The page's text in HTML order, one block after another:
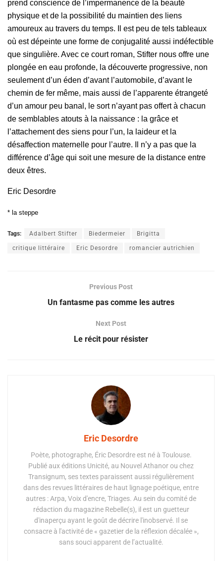
prend conscience de l’impermanence de la beauté
physique et de la possibilité du maintien des liens
amoureux au travers du temps. Il est peu de tels tableaux
où est dépeinte une forme de conjugalité aussi indéfectible
que singulière. Avec ce court roman, Stifter nous offre une
plongée en eau profonde, la découverte progressive, non
seulement d’un éden d’avant l’automobile, d’avant le
chemin de fer même, mais aussi de l’apparente étrangeté
d’un amour peu banal, le sort n’ayant pas offert à chacun
de semblables atouts à la naissance : la grâce et
l’attachement des siens pour l’un, la laideur et la
désaffection maternelle pour l’autre. Il n’y a pas que la
différence d’âge qui soit une mesure de la distance entre
deux êtres.
Eric Desordre
* la steppe
Tags: Adalbert Stifter Biedermeier Brigitta
critique littéraire Eric Desordre romancier autrichien
Previous Post
Un fantasme pas comme les autres
Next Post
Le récit pour résister
Eric Desordre
Poète, photographe, Éric Desordre est né à Toulouse.
Publié aux éditions Unicité, au Nouvel Athanor ou chez
Transignum, ses textes paraissent aussi régulièrement
dans des revues littéraires de haut lignage poétique, entre
autres : Arpa, Voix d'encre, Triages. Au sein du comité de
rédaction du magazine Rebelle(s), il est un guetteur
d'inaperçu ayant le goût de décrire l'inobservé. Il se
consacre à l'activité de « gazetier de la réflexion décalée »,
sans souci apparent de l’actualité.